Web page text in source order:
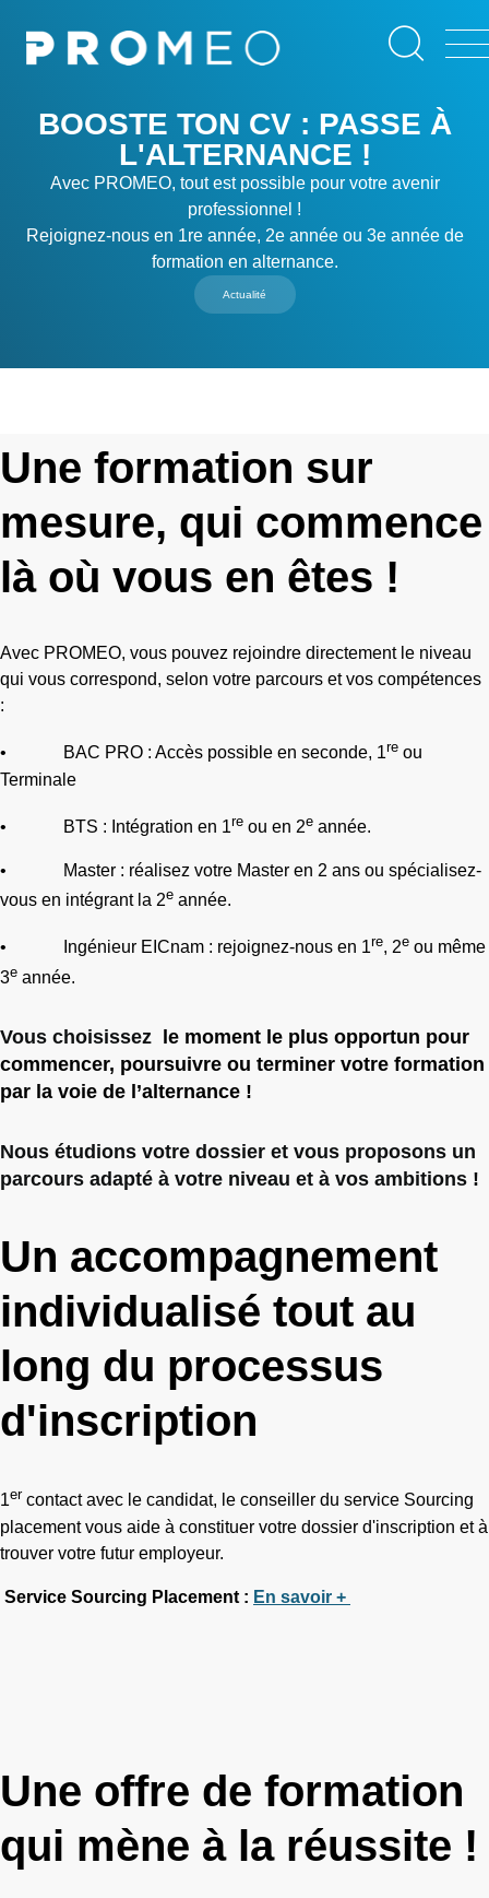
contenu
Actualité
BOOSTE TON CV : PASSE À
L'ALTERNANCE !
Avec PROMEO, tout est possible pour votre avenir
professionnel !
Rejoignez-nous en 1re année, 2e année ou 3e année de
formation en alternance.
Une formation sur
mesure, qui commence
là où vous en êtes !
Avec PROMEO, vous pouvez rejoindre directement le niveau
qui vous correspond, selon votre parcours et vos compétences
:
• BAC PRO : Accès possible en seconde, 1re ou
Terminale
• BTS : Intégration en 1re ou en 2e année.
•
Master : réalisez votre Master en 2 ans ou spécialisez-
vous en intégrant la 2e année.
• Ingénieur EICnam : rejoignez-nous en 1re, 2e ou même
3e année.
Vous choisissez le moment le plus opportun pour
commencer, poursuivre ou terminer votre formation
par la voie de l’alternance !
Nous étudions votre dossier et vous proposons un
parcours adapté à votre niveau et à vos ambitions !
Un accompagnement
individualisé tout au
long du processus
d'inscription
1er contact avec le candidat, le conseiller du service Sourcing
placement vous aide à constituer votre dossier d'inscription et à
trouver votre futur employeur.
Service Sourcing Placement : En savoir +
Une offre de formation
qui mène à la réussite !